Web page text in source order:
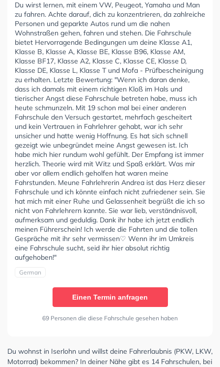
Du wirst lernen, mit einem VW, Peugeot, Yamaha und Man
zu fahren. Achte darauf, dich zu konzentrieren, da zahlreiche
Personen und geparkte Autos rund um die nahen
Wohnstraßen gehen, fahren und stehen. Die Fahrschule
bietet Hervorragende Bedingungen um deine Klasse A1,
Klasse B, Klasse A, Klasse BE, Klasse B96, Klasse AM,
Klasse BF17, Klasse A2, Klasse C, Klasse CE, Klasse D,
Klasse DE, Klasse L, Klasse T und Mofa - Prüfbescheinigung
zu erhalten. Letzte Bewertung: "Wenn ich daran denke,
dass ich damals mit einem richtigen Kloß im Hals und
tierischer Angst diese Fahrschule betreten habe, muss ich
heute schmunzeln. Mit 19 schon mal bei einer anderen
Fahrschule den Versuch gestartet, mehrfach gescheitert
und kein Vertrauen in Fahrlehrer gehabt, war ich sehr
unsicher und hatte wenig Hoffnung. Es hat sich schnell
gezeigt wie unbegründet meine Angst gewesen ist. Ich
habe mich hier rundum wohl gefühlt. Der Empfang ist immer
herzlich. Theorie wird mit Witz und Spaß erklärt. Was mir
aber vor allem endlich geholfen hat waren meine
Fahrstunden. Meune Fahrlehrerin Andrea ist das Herz dieser
Fahrschule und ich könnte einfach nicht zufriedener sein. Sie
hat mich mit einer Ruhe und Gelassenheit begrüßt die ich so
nicht von Fahrlehrern kannte. Sie war lieb, verständnisvoll,
aufmerksam und geduldig. Dank ihr habe ich jetzt endlich
meinen Führerschein! Ich werde die Fahrten und die tollen
Gespräche mit ihr sehr vermissen♡ Wenn ihr im Umkreis
eine Fahrschule sucht, seid ihr hier absolut richtig
aufgehoben!"
German
Einen Termin anfragen
69 Personen die diese Fahrschule gesehen haben
Du wohnst in Iserlohn und willst deine Fahrerlaubnis (PKW, LKW,
Motorrad) bekommen? In deiner Nähe gibt es 14 Fahrschulen, bei